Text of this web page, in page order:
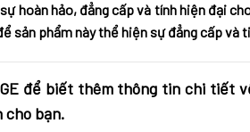
hoàn hảo, đẳng cấp và tính hiện đại
sản phẩm này thể hiện sự đẳng cấp và
để biết thêm thông tin chi tiết
cho bạn.